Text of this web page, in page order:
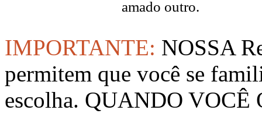
amado outro.
IMPORTANTE: NOSSA
permitem que você se
escolha. QUANDO